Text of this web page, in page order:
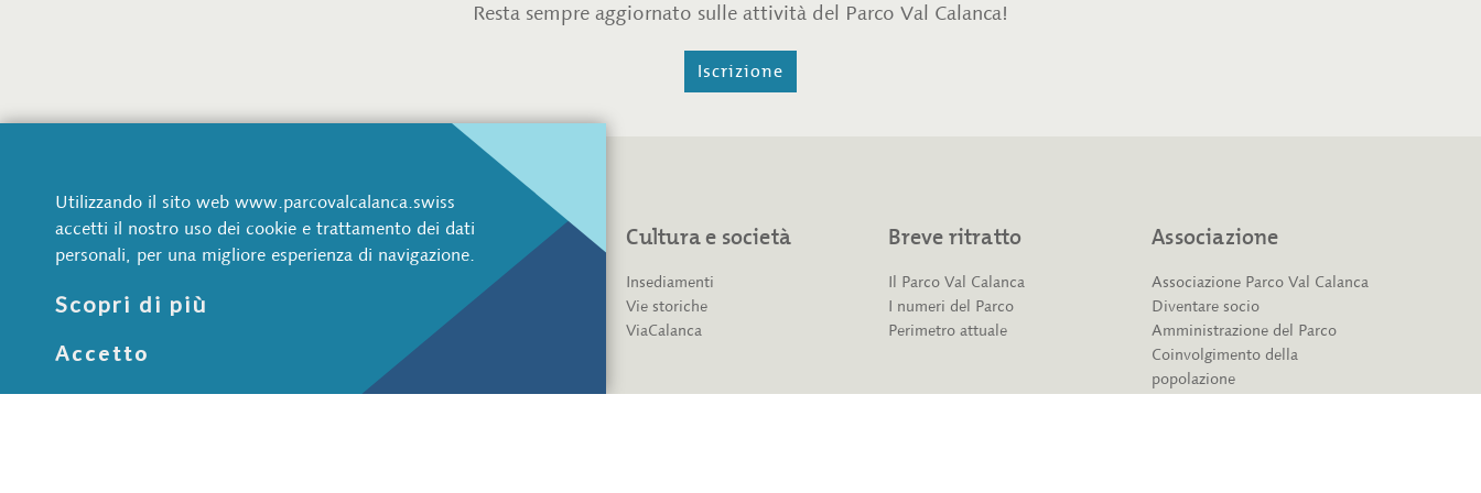
Resta sempre aggiornato sulle attività del Parco Val Calanca!
Iscrizione
Parco Val Calanca
CH-6543 Arvigo
+41 91 822 70 70
Natura e paesaggio
Aree protette
Cultura e società
Insediamenti
Vie storiche
ViaCalanca
Breve ritratto
Il Parco Val Calanca
I numeri del Parco
Perimetro attuale
Associazione
Associazione Parco Val Calanca
Diventare socio
Amministrazione del Parco
Coinvolgimento della
popolazione
Utilizzando il sito web www.parcovalcalanca.swiss
accetti il nostro uso dei cookie e trattamento dei dati
personali, per una migliore esperienza di navigazione.
Scopri di più
Accetto